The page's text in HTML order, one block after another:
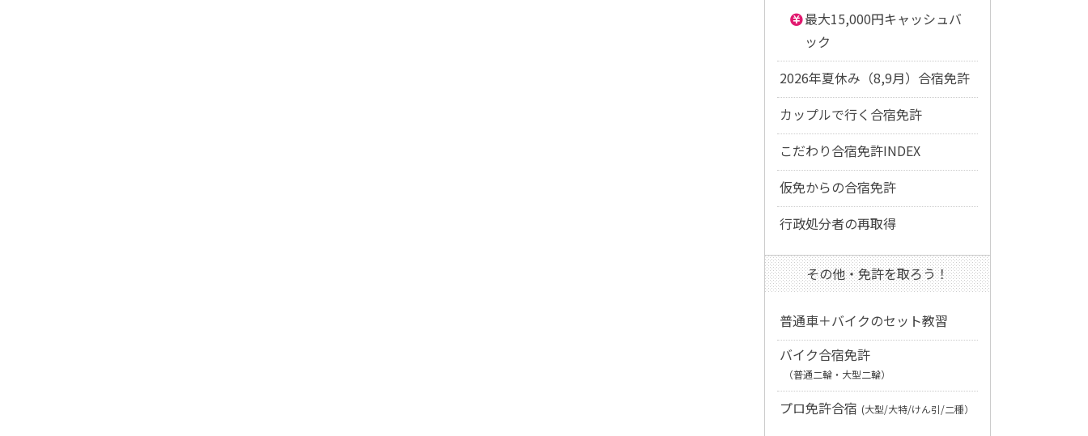
最大15,000円キャッシュバ
ック
2026年夏休み（8,9月）合宿免許
カップルで行く合宿免許
こだわり合宿免許INDEX
仮免からの合宿免許
行政処分者の再取得
その他・免許を取ろう！
普通車＋バイクのセット教習
バイク合宿免許
（普通二輪・大型二輪）
プロ免許合宿 (大型/大特/けん引/二種）